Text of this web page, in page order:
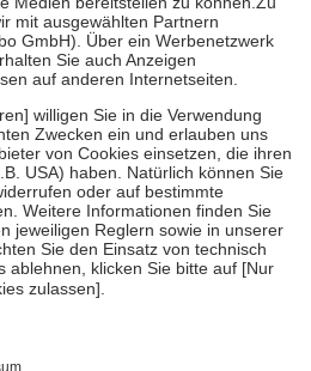
auch für Online-Apotheken.
Krankenpflege beträgt die
sowie zehn Euro je
für ihre eigene Gesundheit zu
der Familie zu unterstützen,
bei:
zum vollendeten 18. Lebensjahr
und Früherkennung, die von der